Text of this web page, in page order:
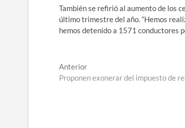
También se refirió al aumento de los
último trimestre del año. “Hemos
hemos detenido a 1571 conductores
Navegación
de
AnteriorEntrada
anterior:
Proponen exonerar del impuesto de